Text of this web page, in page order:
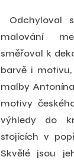
Odchyloval
malování
směřoval k
barvě i
malby
motivy
výhledy do
stojících v
Skvělé jsou